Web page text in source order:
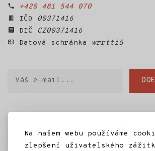
Na našem webu používáme
zlepšení uživatelského
+420 481 544 070
IČO
00371416
DIČ
CZ00371416
Datová schránka
wrrtti5
SD Jilm Kino 70
IC Jilemnice
Projekty SD Jilm